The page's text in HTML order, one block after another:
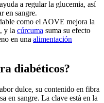
ayuda a regular la glucemia, así
en sangre.
como el AOVE mejora la
y la cúrcuma suma su efecto
en una alimentación
diabéticos?
dulce, su contenido en fibra
en sangre. La clave está en la